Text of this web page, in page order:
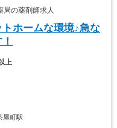
の薬剤師求人
トホームな環境♪急な
上
屋町駅